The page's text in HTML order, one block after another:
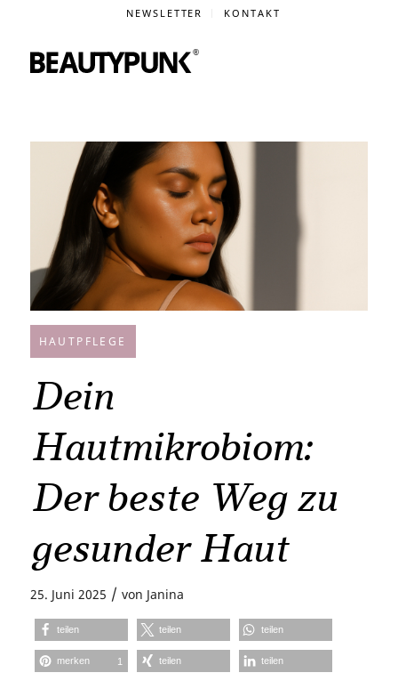
NEWSLETTER KONTAKT
HAUTPFLEGE
Dein
Hautmikrobiom:
Der beste Weg zu
gesunder Haut
25. Juni 2025 / von Janina
teilen teilen teilen
merken 1 teilen teilen